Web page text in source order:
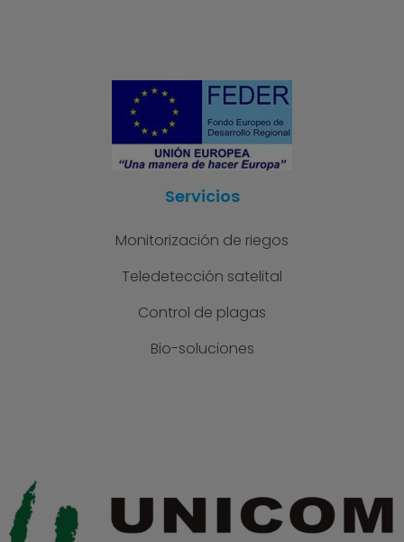
Servicios
Monitorización de riegos
Teledetección satelital
Control de plagas
Bio-soluciones